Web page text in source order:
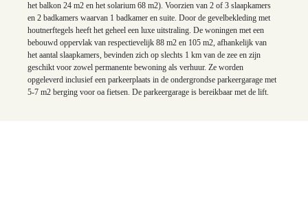
het balkon 24 m2 en het solarium 68 m2). Voorzien van 2 of 3 slaapkamers
en 2 badkamers waarvan 1 badkamer en suite. Door de gevelbekleding met
houtnerftegels heeft het geheel een luxe uitstraling. De woningen met een
bebouwd oppervlak van respectievelijk 88 m2 en 105 m2, afhankelijk van
het aantal slaapkamers, bevinden zich op slechts 1 km van de zee en zijn
geschikt voor zowel permanente bewoning als verhuur. Ze worden
opgeleverd inclusief een parkeerplaats in de ondergrondse parkeergarage met
5-7 m2 berging voor oa fietsen. De parkeergarage is bereikbaar met de lift.